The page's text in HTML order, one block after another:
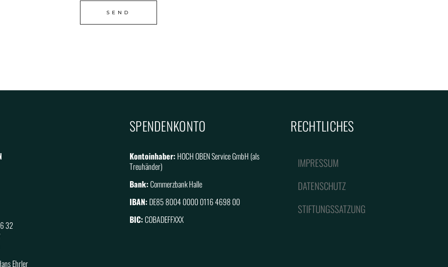
32
Ehrler
SPENDENKONTO
Kontoinhaber: HOCH OBEN Service GmbH (als
Treuhänder)
Bank:Commerzbank Halle
IBAN: DE85 8004 0000 0116 4698 00
BIC:COBADEFFXXX
RECHTLICHES
IMPRESSUM
DATENSCHUTZ
STIFTUNGSSATZUNG